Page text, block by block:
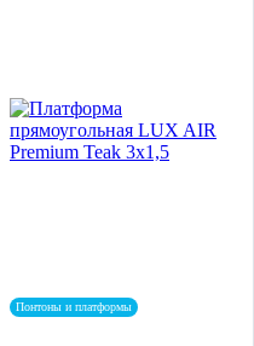
Понтоны и платформы